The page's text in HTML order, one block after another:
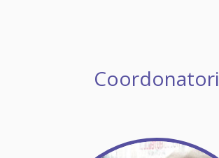
Coordonatori